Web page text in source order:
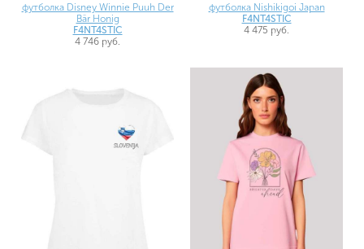
футболка Disney Winnie Puuh Der
Bär Honig
F4NT4STIC
4 746 руб.
футболка Nishikigoi Japan
F4NT4STIC
4 475 руб.